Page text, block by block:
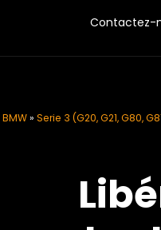
Contactez-
BMW» Serie 3 (G20, G21, G80,